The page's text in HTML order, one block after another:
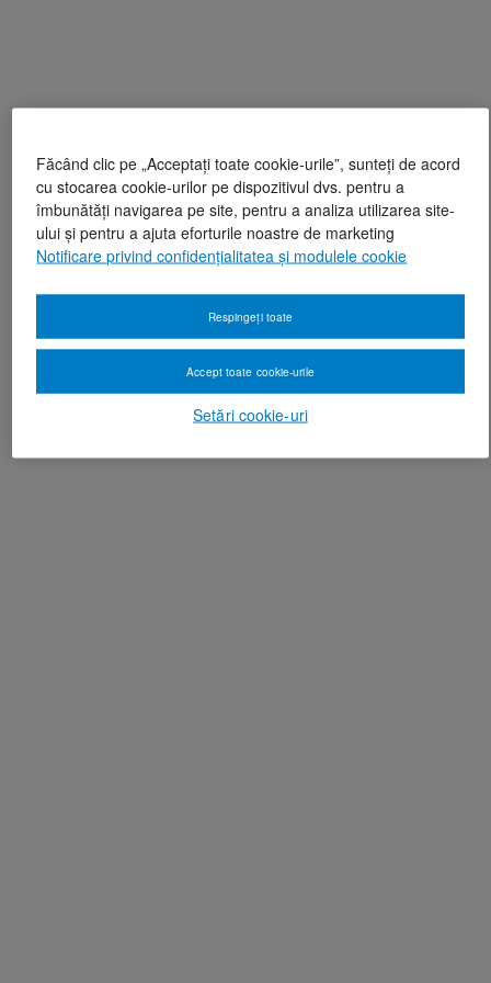
Făcând clic pe „Acceptați toate cookie-urile”, sunteți de acord
cu stocarea cookie-urilor pe dispozitivul dvs. pentru a
îmbunătăți navigarea pe site, pentru a analiza utilizarea site-
ului și pentru a ajuta eforturile noastre de marketing
Notificare privind confidențialitatea și modulele cookie
Setări cookie-uri
Respingeți toate
Accept toate cookie-urile